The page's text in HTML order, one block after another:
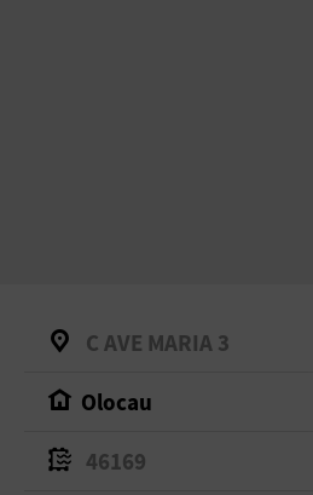
C AVE MARIA 3
Olocau
46169